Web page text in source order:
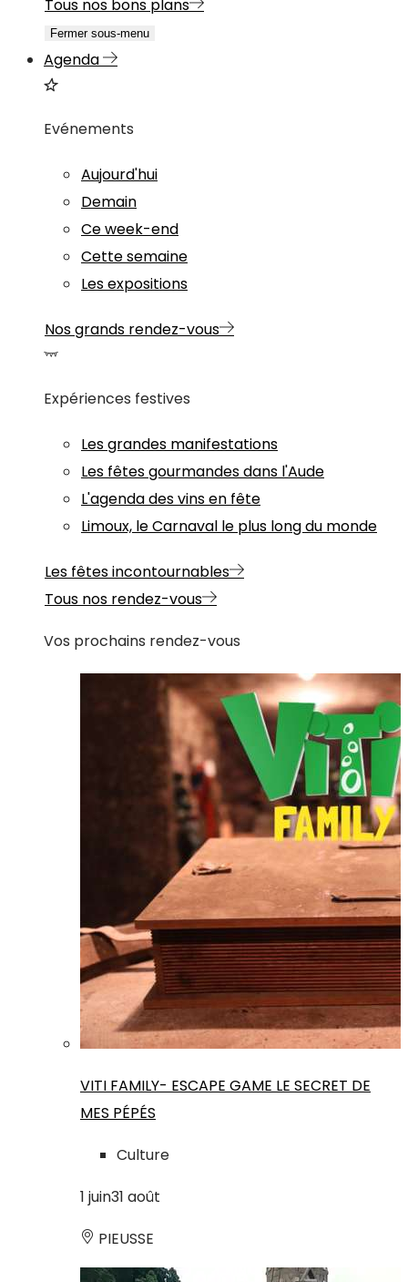
Tous nos bons plans
Fermer sous-menu
Agenda
Evénements
Aujourd'hui
Demain
Ce week-end
Cette semaine
Les expositions
Nos grands rendez-vous
Expériences festives
Les grandes manifestations
Les fêtes gourmandes dans l'Aude
L'agenda des vins en fête
Limoux, le Carnaval le plus long du monde
Les fêtes incontournables
Tous nos rendez-vous
Vos prochains rendez-vous
VITI FAMILY- ESCAPE GAME LE SECRET DE
MES PÉPÉS
Culture
1 juin31 août
PIEUSSE